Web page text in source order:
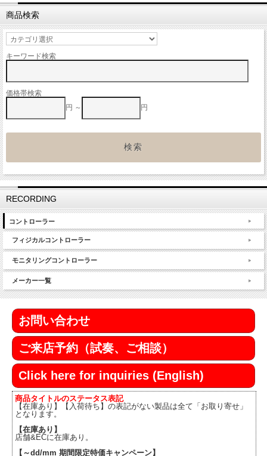
商品検索
キーワード検索
価格帯検索
円 ～
円
RECORDING
コントローラー
フィジカルコントローラー
モニタリングコントローラー
メーカー一覧
お問い合わせ
ご来店予約（試奏、ご相談）
Click here for inquiries (English)
商品タイトルのステータス表記
【在庫あり】【入荷待ち】の表記がない製品は全て「お取り寄せ」
となります。
【在庫あり】
店舗&ECに在庫あり。
【～dd/mm 期間限定特価キャンペーン】